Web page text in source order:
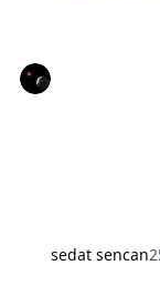
sedat sencan